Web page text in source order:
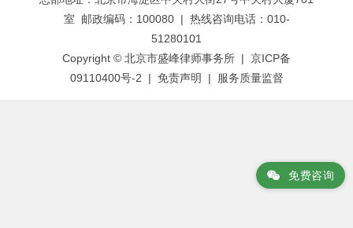
室 邮政编码：100080 | 热线咨询电话：010-
51280101
Copyright © 北京市盛峰律师事务所 | 京ICP备
09110400号-2 | 免责声明 | 服务质量监督
免费咨询